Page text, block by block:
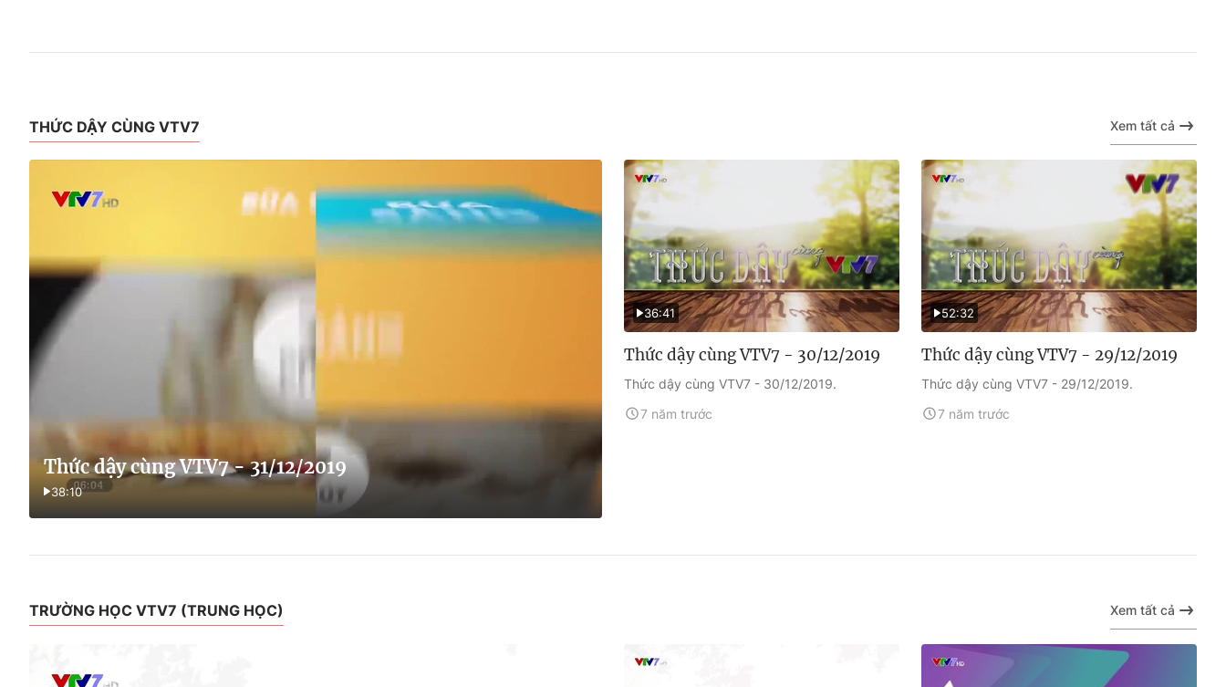
THỨC DẬY CÙNG VTV7 Xem tất cả
Thức dậy cùng VTV7 - 31/12/2019
38:10
36:41
Thức dậy cùng VTV7 - 30/12/2019
Thức dậy cùng VTV7 - 30/12/2019.
7 năm trước
52:32
Thức dậy cùng VTV7 - 29/12/2019
Thức dậy cùng VTV7 - 29/12/2019.
7 năm trước
TRƯỜNG HỌC VTV7 (TRUNG HỌC) Xem tất cả